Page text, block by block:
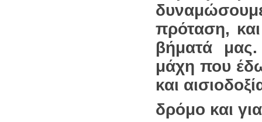
πρόταση,
βήματά
μάχη που
και
δρόμο και